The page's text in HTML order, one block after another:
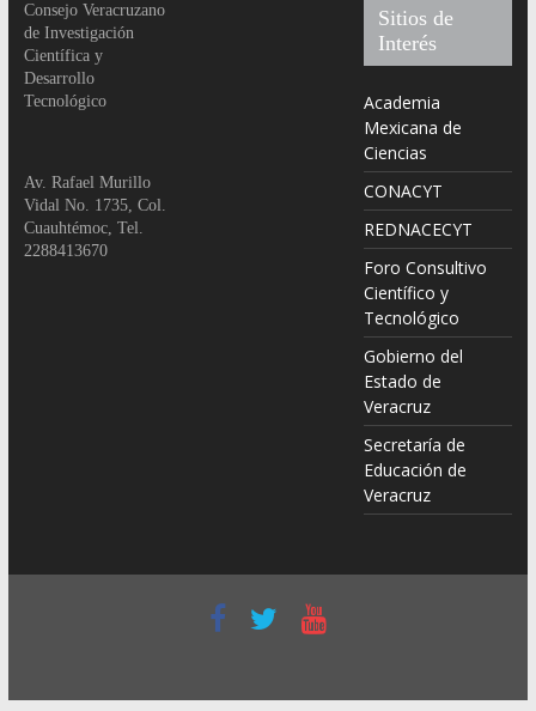
Consejo Veracruzano
de Investigación
Científica y
Desarrollo
Tecnológico
Av. Rafael Murillo
Vidal No. 1735, Col.
Cuauhtémoc, Tel.
2288413670
Sitios de
Interés
Academia
Mexicana de
Ciencias
CONACYT
REDNACECYT
Foro Consultivo
Científico y
Tecnológico
Gobierno del
Estado de
Veracruz
Secretaría de
Educación de
Veracruz